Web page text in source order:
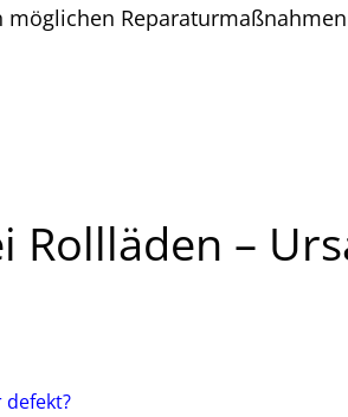
Rollläden –